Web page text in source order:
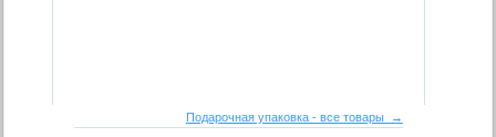
Подарочная упаковка - все товары →